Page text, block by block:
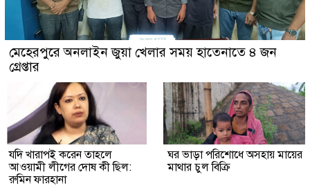
মেহেরপুরে অনলাইন জুয়া খেলার সময় হাতেনাতে ৪ জন
গ্রেপ্তার
যদি খারাপই করেন তাহলে
আওয়ামী লীগের দোষ কী ছিল:
রুমিন ফারহানা
ঘর ভাড়া পরিশোধে অসহায় মায়ের
মাথার চুল বিক্রি